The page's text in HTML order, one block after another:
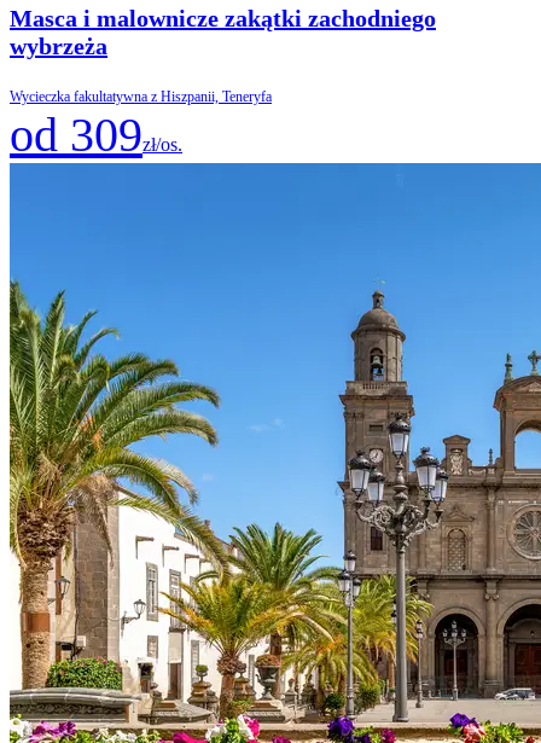
Masca i malownicze zakątki zachodniego
wybrzeża
Wycieczka fakultatywna z Hiszpanii, Teneryfa
od 309zł/os.